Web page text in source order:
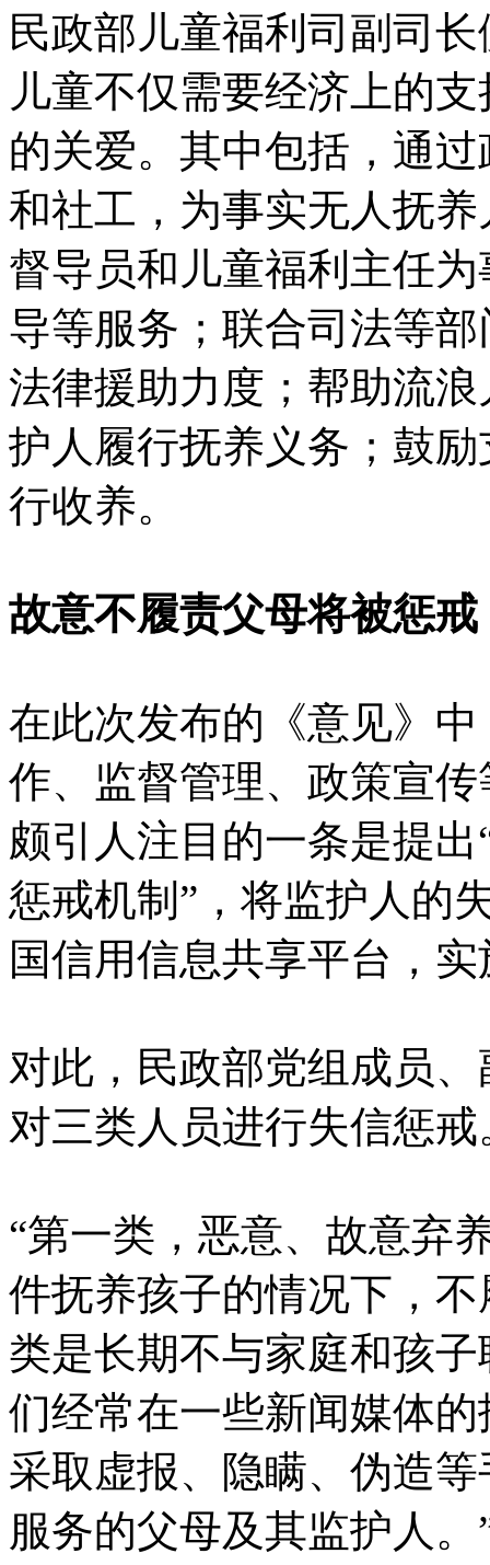
民政部儿童福利司副司
儿童不仅需要经济上的
的关爱。其中包括，通
和社工，为事实无人抚
督导员和儿童福利主任
导等服务；联合司法等
法律援助力度；帮助流
护人履行抚养义务；鼓
行收养。
故意不履责父母将被惩戒
在此次发布的《意见》
作、监督管理、政策宣
颇引人注目的一条是提
惩戒机制”，将监护人的
国信用信息共享平台，
对此，民政部党组成员
对三类人员进行失信惩戒
“第一类，恶意、故意弃
件抚养孩子的情况下，
类是长期不与家庭和孩
们经常在一些新闻媒体
采取虚报、隐瞒、伪造
服务的父母及其监护人